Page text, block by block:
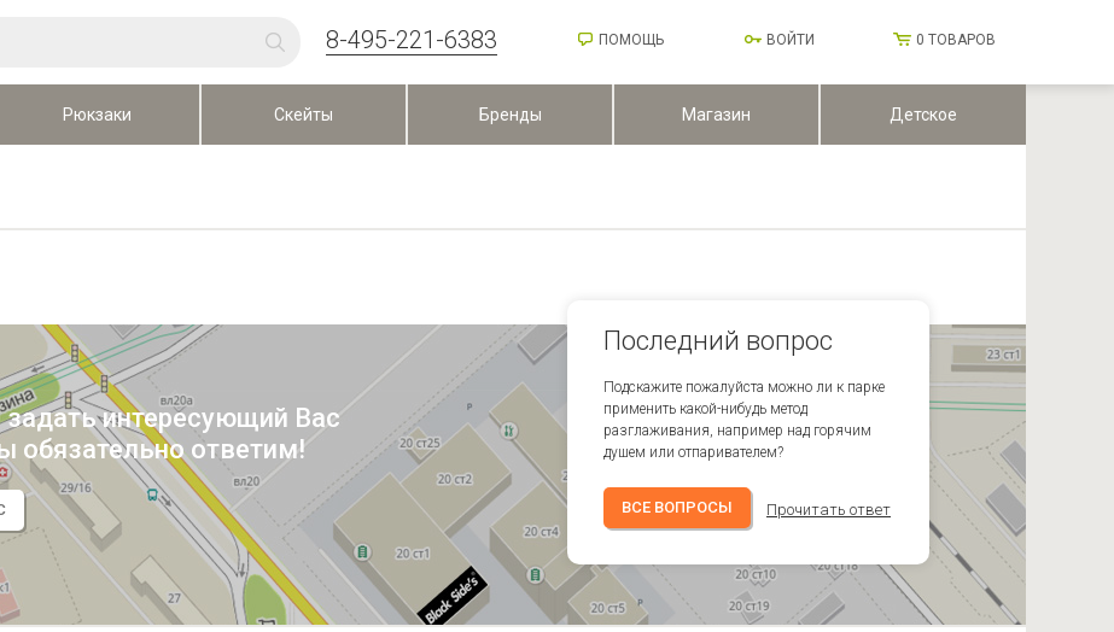
Последний вопрос
Подскажите пожалуйста можно ли к парке
применить какой-нибудь метод
разглаживания, например над горячим
душем или отпаривателем?
ВСЕ ВОПРОСЫ Прочитать ответ
интересующий Вас
обязательно ответим!
8-495-221-6383 ПОМОЩЬ ВОЙТИ 0 ТОВАРОВ
Рюкзаки Скейты Бренды Магазин Детское